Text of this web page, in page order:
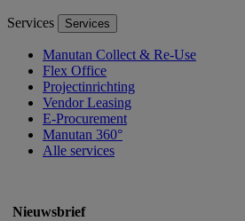
Services Services
Manutan Collect & Re-Use
Flex Office
Projectinrichting
Vendor Leasing
E-Procurement
Manutan 360°
Alle services
Nieuwsbrief